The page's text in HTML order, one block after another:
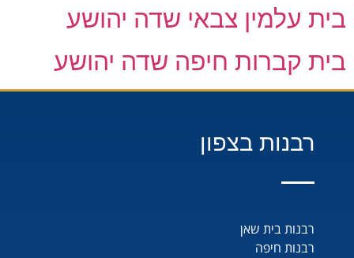
בית עלמין צבאי שדה יהושע
בית קברות חיפה שדה יהושע
רבנות בצפון
רבנות בית שאן
רבנות חיפה